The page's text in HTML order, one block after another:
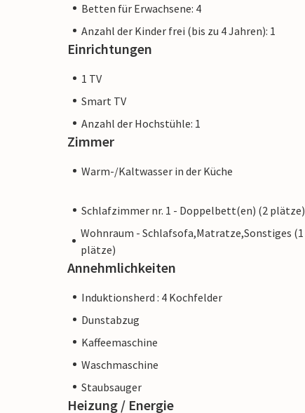
Betten für Erwachsene: 4
Anzahl der Kinder frei (bis zu 4 Jahren): 1
Einrichtungen
1 TV
Smart TV
Anzahl der Hochstühle: 1
Zimmer
Warm-/Kaltwasser in der Küche
Schlafzimmer nr. 1 - Doppelbett(en) (2 plätze)
Wohnraum - Schlafsofa,Matratze,Sonstiges (1
plätze)
Annehmlichkeiten
Induktionsherd : 4 Kochfelder
Dunstabzug
Kaffeemaschine
Waschmaschine
Staubsauger
Heizung / Energie